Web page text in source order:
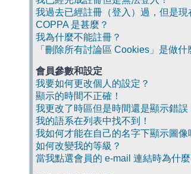
我過去已經註冊（登入）過，但是現
COPPA 是甚麼？
我為什麼不能註冊？
「刪除所有討論區 Cookies」是做什
會員參數和設定
我要如何更改個人的設定？
顯示的時間不正確！
我更改了時區但是時間還是顯示錯誤
我的語系在列表中找不到！
我如何才能在自己的名字下顯示圖像
如何改變我的等級？
當我點選會員的 e-mail 連結時為什